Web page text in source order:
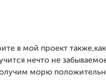
в мой проект
нечто не
морю